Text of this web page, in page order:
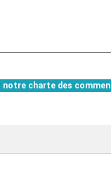
notre charte des